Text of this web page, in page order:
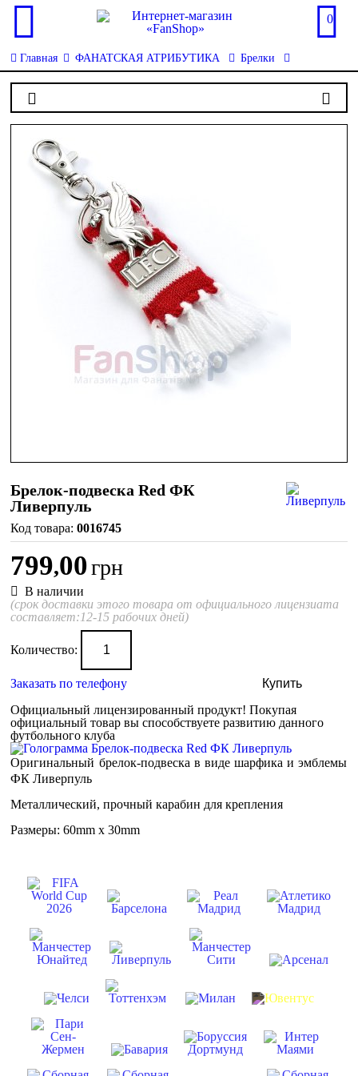
0
Главная ФАНАТСКАЯ АТРИБУТИКА Брелки
Брелок-подвеска Red ФК
Ливерпуль
0016745
799,00грн
В наличии
(срок доставки этого товара от официального лицензиата
составляет:12-15 рабочих дней)
Количество:
Заказать по телефону
Купить
Официальный лицензированный продукт!Покупая
официальный товар вы способствуете развитию данного
футбольного клуба
Оригинальный брелок-подвеска в виде шарфика и эмблемы
ФК Ливерпуль
Металлический, прочный карабин для крепления
Размеры: 60mm x 30mm